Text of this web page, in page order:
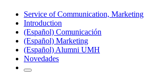
Service of Communication,
Introduction
(Español) Comunicación
(Español) Marketing
(Español) Alumni UMH
Novedades